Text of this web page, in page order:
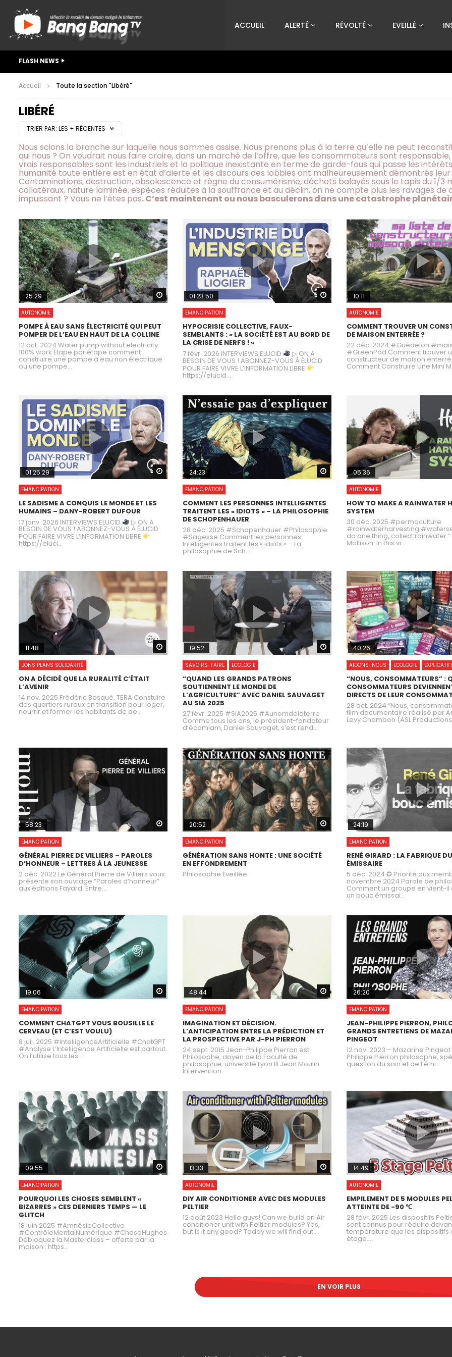
ACCUEIL ALERTÉ RÉVOLTÉ EVEILLÉ
FLASH NEWS
Accueil Toute la section "Libéré"
LIBÉRÉ
TRIER PAR: LES + RÉCENTES
Nous scions la branche sur laquelle nous sommes assise. Nous prenons plus à la terre qu’elle ne peut
qui nous ? On voudrait nous faire croire, dans un marché de l’offre, que les consommateurs sont
vrais responsables sont les industriels et la politique inexistante en terme de garde-fous qui passe les
humanité toute entière est en état d’alerte et les discours des lobbies ont malheureusement démontrés leur
Contaminations, destruction, obsolescence et règne du consumérisme, déchets balayés sous le tapis du 1/3
collatéraux, nature laminée, espèces réduites à la souffrance et au déclin, on ne compte plus les ravages de
impuissant ? Vous ne l’êtes pas. C’est maintenant ou nous basculerons dans une catastrophe
Watch Later
25:29
AUTONOMIE
POMPE À EAU SANS ÉLECTRICITÉ QUI PEUT
POMPER DE L’EAU EN HAUT DE LA COLLINE
12 oct. 2024 Water pump without electricity
100% work Étape par étape comment
construire une pompe à eau non électrique
ou une pompe...
Watch Later
01:23:50
EMANCIPATION
HYPOCRISIE COLLECTIVE, FAUX-
SEMBLANTS : « LA SOCIÉTÉ EST AU BORD DE
LA CRISE DE NERFS ! »
7 févr. 2026 INTERVIEWS ELUCID
▷ ON A
BESOIN DE VOUS ! ABONNEZ-VOUS À ÉLUCID
POUR FAIRE VIVRE L’INFORMATION LIBRE
https://elucid...
10:11
AUTONOMIE
COMMENT TROUVER UN
DE MAISON ENTERRÉE ?
22 déc. 2024 #Guédelon
#GreenPod Comment trouver
constructeur de maison
Comment Construire Une Mini
Watch Later
01:25:29
EMANCIPATION
LE SADISME A CONQUIS LE MONDE ET LES
HUMAINS – DANY-ROBERT DUFOUR
17 janv. 2026 INTERVIEWS ELUCID
▷ ON A
BESOIN DE VOUS ! ABONNEZ-VOUS À ÉLUCID
POUR FAIRE VIVRE L’INFORMATION LIBRE
https://eluci...
Watch Later
24:23
EMANCIPATION
COMMENT LES PERSONNES INTELLIGENTES
TRAITENT LES « IDIOTS » – LA PHILOSOPHIE
DE SCHOPENHAUER
28 déc. 2025 #Schopenhauer #Philosophie
#Sagesse Comment les personnes
Intelligentes traitent les « idiots » – La
philosophie de Sch...
05:36
AUTONOMIE
HOW TO MAKE A RAINWATER
SYSTEM
30 déc. 2025 #permaculture
#rainwaterharvesting
do one thing, collect rainwater.”
Mollison. In this vi...
Watch Later
11:48
BONS PLANS SOLIDARITÉ
ON A DÉCIDÉ QUE LA RURALITÉ C’ÉTAIT
L’AVENIR
14 nov. 2025 Frédéric Bosqué, TERA Constuire
des quartiers ruraux en transition pour loger,
nourrir et former les habitants de de...
Watch Later
19:52
SAVOIRS-FAIRE ECOLOGIE
“QUAND LES GRANDS PATRONS
SOUTIENNENT LE MONDE DE
L’AGRICULTURE” AVEC DANIEL SAUVAGET
AU SIA 2025
27 févr. 2025 #SIA2025 #Aunomdelaterre
Comme tous les ans, le président-fondateur
d’écomiam, Daniel Sauvaget, s’est rend...
40:26
AIDONS-NOUS ECOLOGIE
“NOUS, CONSOMMATEURS” :
CONSOMMATEURS
DIRECTS DE LEUR
28 oct. 2024 “Nous,
film documentaire réalisé par
Levy Chambon (ASL
Watch Later
58:23
EMANCIPATION
GÉNÉRAL PIERRE DE VILLIERS – PAROLES
D’HONNEUR – LETTRES À LA JEUNESSE
2 déc. 2022 Le Général Pierre de Villiers vous
présente son ouvrage “Paroles d’honneur”
aux éditions Fayard. Entre...
Watch Later
20:52
EMANCIPATION
GÉNÉRATION SANS HONTE : UNE SOCIÉTÉ
EN EFFONDREMENT
Philosophie Éveillée
24:19
EMANCIPATION
RENÉ GIRARD : LA FABRIQUE
ÉMISSAIRE
5 déc. 2024 ✪ Priorité aux
novembre 2024 Parole de
Comment un groupe en vient-
un bouc émissai...
Watch Later
19:06
EMANCIPATION
COMMENT CHATGPT VOUS BOUSILLE LE
CERVEAU (ET C’EST VOULU)
8 juil. 2025 #IntelligenceArtificielle #ChatGPT
#Analyse L’Intelligence Artificielle est partout.
On l’utilise tous les...
Watch Later
48:44
EMANCIPATION
IMAGINATION ET DÉCISION.
L’ANTICIPATION ENTRE LA PRÉDICTION ET
LA PROSPECTIVE PAR J-PH PIERRON
24 sept. 2015 Jean-Philippe Pierron est
Philosophe, doyen de la Faculté de
philosophie, université Lyon III Jean Moulin
Intervention...
26:20
EMANCIPATION
JEAN-PHILIPPE PIERRON,
GRANDS ENTRETIENS DE
PINGEOT
12 nov. 2023 – Mazarine
Philippe Pierron philosophe,
question du soin et de l’éthi...
Watch Later
09:55
EMANCIPATION
POURQUOI LES CHOSES SEMBLENT «
BIZARRES » CES DERNIERS TEMPS — LE
GLITCH
18 juin 2025 #AmnésieCollective
#ContrôleMentalNumérique #ChaseHughes
Débloquez la Masterclass – offerte par la
maison : https...
Watch Later
13:33
AUTONOMIE
DIY AIR CONDITIONER AVEC DES MODULES
PELTIER
12 août 2023 Hello guys! Can we build an Air
conditioner unit with Peltier modules? Yes,
but is it any good? Today we will find out....
14:49
AUTONOMIE
EMPILEMENT DE 5 MODULES
ATTEINTE DE -90 ℃
28 févr. 2025 Les dispositifs
sont connus pour réduire
température que les dispositifs
étage....
EN VOIR PLUS
€